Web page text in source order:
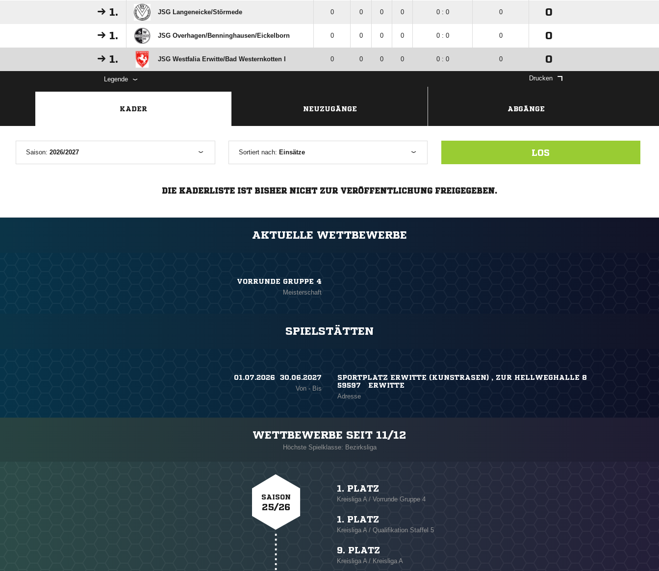
1. JSG Langeneicke/​Störmede 0 0 0 0 0 : 0 0 0
1. JSG Overhagen/​Benninghausen/​Eickelborn 0 0 0 0 0 : 0 0 0
1. JSG Westfalia Erwitte/​Bad Westernkotten I 0 0 0 0 0 : 0 0 0
Legende Drucken
KADER NEUZUGÄNGE ABGÄNGE
Saison: 2026/2027 Sortiert nach: Einsätze LOS
DIE KADERLISTE IST BISHER NICHT ZUR VERÖFFENTLICHUNG FREIGEGEBEN.
AKTUELLE WETTBEWERBE
VORRUNDE GRUPPE 4
Meisterschaft
SPIELSTÄTTEN
01.07.2026 ​ 30.06.2027
Von - Bis
SPORTPLATZ ERWITTE (KUNSTRASEN) , ZUR HELLWEGHALLE 8
59597 ERWITTE
Adresse
WETTBEWERBE SEIT 11/12
Höchste Spielklasse: Bezirksliga
SAISON
25/26
1. PLATZ
Kreisliga A / Vorrunde Gruppe 4
1. PLATZ
Kreisliga A / Qualifikation Staffel 5
9. PLATZ
Kreisliga A / Kreisliga A